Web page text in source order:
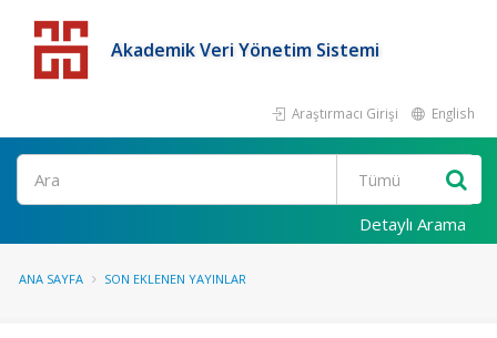
Akademik Veri Yönetim Sistemi
Araştırmacı Girişi English
Detaylı Arama
ANA SAYFA SON EKLENEN YAYINLAR